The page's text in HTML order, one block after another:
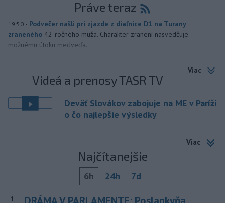
Práve teraz
19:50 - Podvečer našli pri zjazde z diaľnice D1 na Turany
zraneného 42-ročného muža. Charakter zranení nasvedčuje
možnému útoku medveďa.
Viac
Videá a prenosy TASR TV
Deväť Slovákov zabojuje na ME v Paríži
o čo najlepšie výsledky
Viac
Najčítanejšie
6h 24h 7d
1